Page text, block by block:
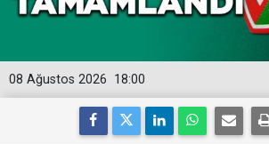
18:00
08 Ağustos 2026